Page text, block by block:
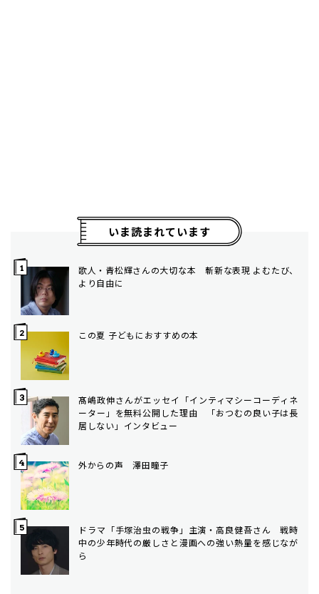
いま読まれています
歌人・青松輝さんの大切な本 斬新な表現 よむたび、
より自由に
この夏 子どもにおすすめの本
髙嶋政伸さんがエッセイ「インティマシーコーディネ
ーター」を無料公開した理由 「おつむの良い子は長
居しない」インタビュー
外からの声 澤田瞳子
ドラマ「手塚治虫の戦争」主演・高良健吾さん 戦時
中の少年時代の厳しさと漫画への強い熱量を感じなが
ら